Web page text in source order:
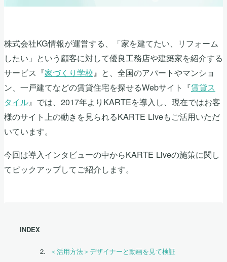
株式会社KG情報が運営する、「家を建てたい、リフォーム
したい」という顧客に対して優良工務店や建築家を紹介する
サービス『家づくり学校』と、全国のアパートやマンショ
ン、一戸建てなどの賃貸住宅を探せるWebサイト『賃貸ス
タイル』では、2017年よりKARTEを導入し、現在ではお客
様のサイト上の動きを見られるKARTE Liveもご活用いただ
いています。
今回は導入インタビューの中からKARTE Liveの施策に関し
てピックアップしてご紹介します。
INDEX
＜活用方法＞デザイナーと動画を見て検証